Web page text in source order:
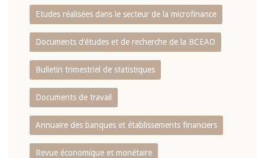
Etudes réalisées dans le secteur de la microfinance
Documents d’études et de recherche de la BCEAO
Bulletin trimestriel de statistiques
Documents de travail
Annuaire des banques et établissements financiers
Revue économique et monétaire